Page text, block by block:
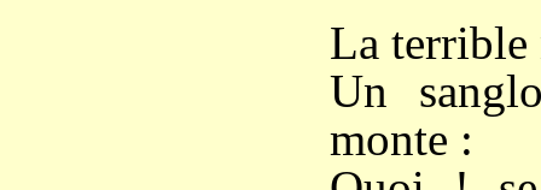
La terrible
Un
monte :